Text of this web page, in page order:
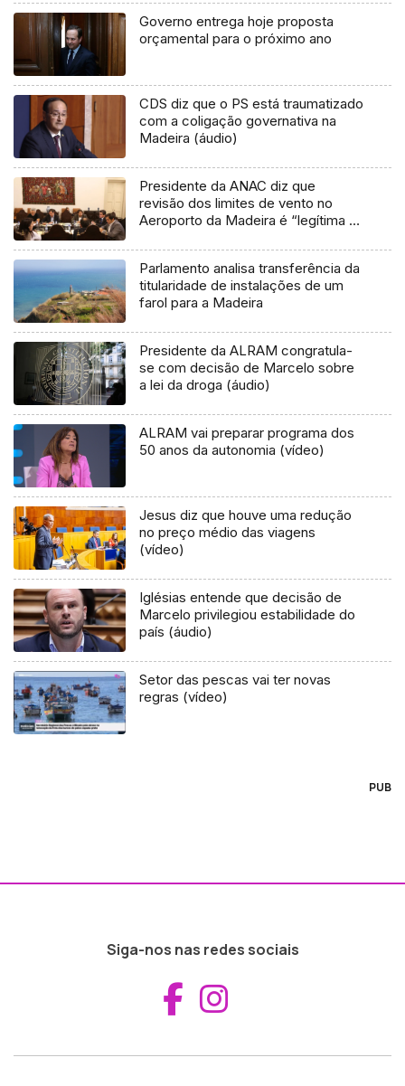
Governo entrega hoje proposta
orçamental para o próximo ano
CDS diz que o PS está traumatizado
com a coligação governativa na
Madeira (áudio)
Presidente da ANAC diz que
revisão dos limites de vento no
Aeroporto da Madeira é “legítima e
Parlamento analisa transferência da
titularidade de instalações de um
farol para a Madeira
Presidente da ALRAM congratula-
se com decisão de Marcelo sobre
a lei da droga (áudio)
ALRAM vai preparar programa dos
50 anos da autonomia (vídeo)
Jesus diz que houve uma redução
no preço médio das viagens
(vídeo)
Iglésias entende que decisão de
Marcelo privilegiou estabilidade do
país (áudio)
Setor das pescas vai ter novas
regras (vídeo)
PUB
Siga-nos nas redes sociais
Aceder ao